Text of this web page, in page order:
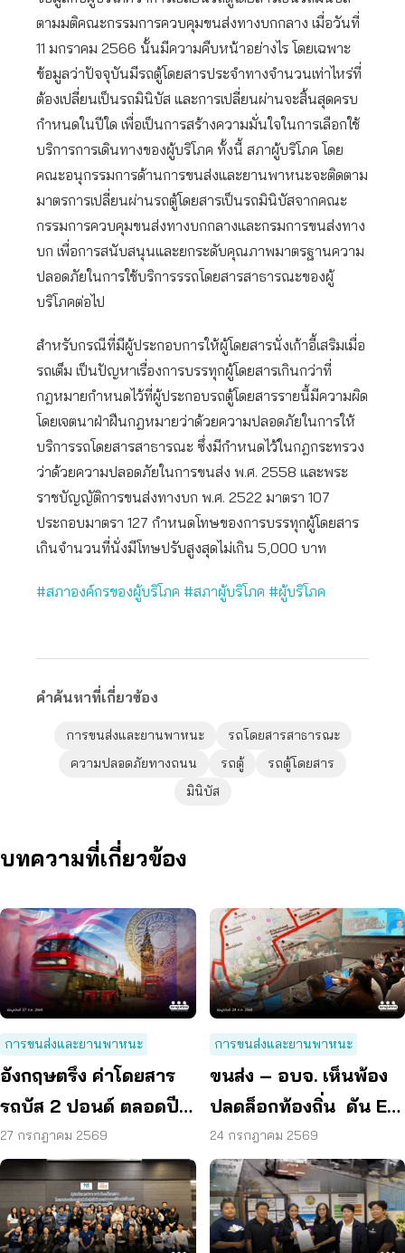
ตามมติคณะกรรมการควบคุมขนส่งทางบกกลาง เมื่อวันที่
11 มกราคม 2566 นั้นมีความคืบหน้าอย่างไร โดยเฉพาะ
ข้อมูลว่าปัจจุบันมีรถตู้โดยสารประจำทางจำนวนเท่าไหร่ที่
ต้องเปลี่ยนเป็นรถมินิบัส และการเปลี่ยนผ่านจะสิ้นสุดครบ
กำหนดในปีใด เพื่อเป็นการสร้างความมั่นใจในการเลือกใช้
บริการการเดินทางของผู้บริโภค ทั้งนี้ สภาผู้บริโภค โดย
คณะอนุกรรมการด้านการขนส่งและยานพาหนะจะติดตาม
มาตรการเปลี่ยนผ่านรถตู้โดยสารเป็นรถมินิบัสจากคณะ
กรรมการควบคุมขนส่งทางบกกลางและกรมการขนส่งทาง
บก เพื่อการสนับสนุนและยกระดับคุณภาพมาตรฐานความ
ปลอดภัยในการใช้บริการรรถโดยสารสาธารณะของผู้
บริโภคต่อไป
สำหรับกรณีที่มีผู้ประกอบการให้ผู้โดยสารนั่งเก้าอี้เสริมเมื่อ
รถเต็ม เป็นปัญหาเรื่องการบรรทุกผู้โดยสารเกินกว่าที่
กฎหมายกำหนดไว้ที่ผู้ประกอบรถตู้โดยสารรายนี้มีความผิด
โดยเจตนาฝ่าฝืนกฎหมายว่าด้วยความปลอดภัยในการให้
บริการรถโดยสารสาธารณะ ซึ่งมีกำหนดไว้ในกฎกระทรวง
ว่าด้วยความปลอดภัยในการขนส่ง พ.ศ. 2558 และพระ
ราชบัญญัติการขนส่งทางบก พ.ศ. 2522 มาตรา 107
ประกอบมาตรา 127 กำหนดโทษของการบรรทุกผู้โดยสาร
เกินจำนวนที่นั่งมีโทษปรับสูงสุดไม่เกิน 5,000 บาท
#สภาองค์กรของผู้บริโภค #สภาผู้บริโภค #ผู้บริโภค
คำค้นหาที่เกี่ยวข้อง
การขนส่งและยานพาหนะ
รถโดยสารสาธารณะ
ความปลอดภัยทางถนน
รถตู้
รถตู้โดยสาร
มินิบัส
บทความที่เกี่ยวข้อง
การขนส่งและยานพาหนะ
อังกฤษตรึง ค่าโดยสาร
รถบัส 2 ปอนด์ ตลอดปี
70 ลดค่าครองชีพ
27 กรกฎาคม 2569
การขนส่งและยานพาหนะ
ขนส่ง – อบจ. เห็นพ้อง
ปลดล็อกท้องถิ่น ดัน EV
Bus อยุธยา
24 กรกฎาคม 2569